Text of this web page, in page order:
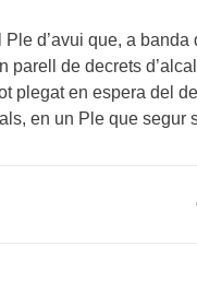
d’avui que, a banda
parell de decrets
plegat en espera del
en un Ple que segur